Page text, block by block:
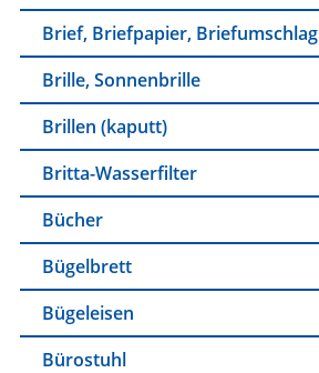
Brief, Briefpapier, Briefumschlag
Brille, Sonnenbrille
Brillen (kaputt)
Britta-Wasserfilter
Bücher
Bügelbrett
Bügeleisen
Bürostuhl